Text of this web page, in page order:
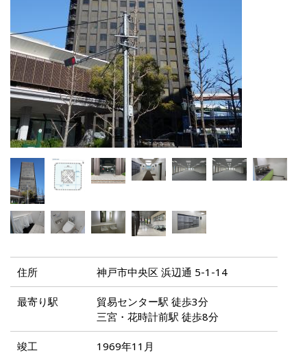
住所 神戸市中央区 浜辺通 5-1-14
最寄り駅
貿易センター駅 徒歩3分
三宮・花時計前駅 徒歩8分
竣工 1969年11月